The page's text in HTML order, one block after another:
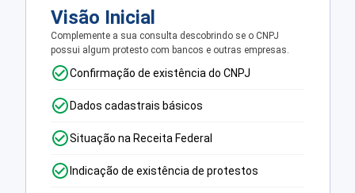
Visão Inicial
Complemente a sua consulta descobrindo se o CNPJ
possui algum protesto com bancos e outras empresas.
Confirmação de existência do CNPJ
Dados cadastrais básicos
Situação na Receita Federal
Indicação de existência de protestos